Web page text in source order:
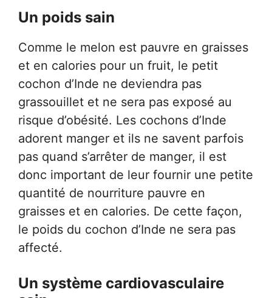
Un poids sain
Comme le melon est pauvre en graisses
et en calories pour un fruit, le petit
cochon d’Inde ne deviendra pas
grassouillet et ne sera pas exposé au
risque d’obésité. Les cochons d’Inde
adorent manger et ils ne savent parfois
pas quand s’arrêter de manger, il est
donc important de leur fournir une petite
quantité de nourriture pauvre en
graisses et en calories. De cette façon,
le poids du cochon d’Inde ne sera pas
affecté.
Un système cardiovasculaire